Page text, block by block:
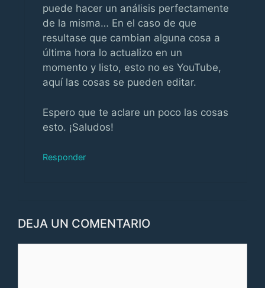
puede hacer un análisis perfectamente
de la misma… En el caso de que
resultase que cambian alguna cosa a
última hora lo actualizo en un
momento y listo, esto no es YouTube,
aquí las cosas se pueden editar.
Espero que te aclare un poco las cosas
esto. ¡Saludos!
Responder
DEJA UN COMENTARIO